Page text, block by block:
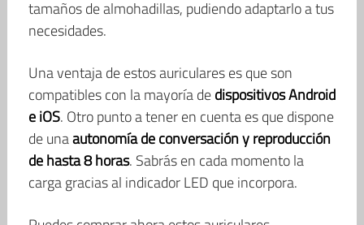
tamaños de almohadillas, pudiendo adaptarlo a tus
necesidades.
Una ventaja de estos auriculares es que son
compatibles con la mayoría dedispositivos Android
e iOS. Otro punto a tener en cuenta es que dispone
de unaautonomía de conversación y reproducción
de hasta 8 horas. Sabrás en cada momento la
carga gracias al indicador LED que incorpora.